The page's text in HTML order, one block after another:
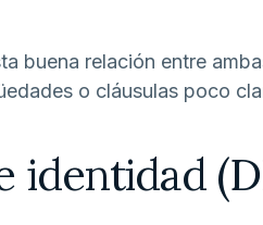
buena relación entre
o cláusulas poco
identidad